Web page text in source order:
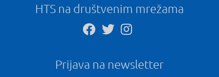
HTS na društvenim mrežama
Prijava na newsletter